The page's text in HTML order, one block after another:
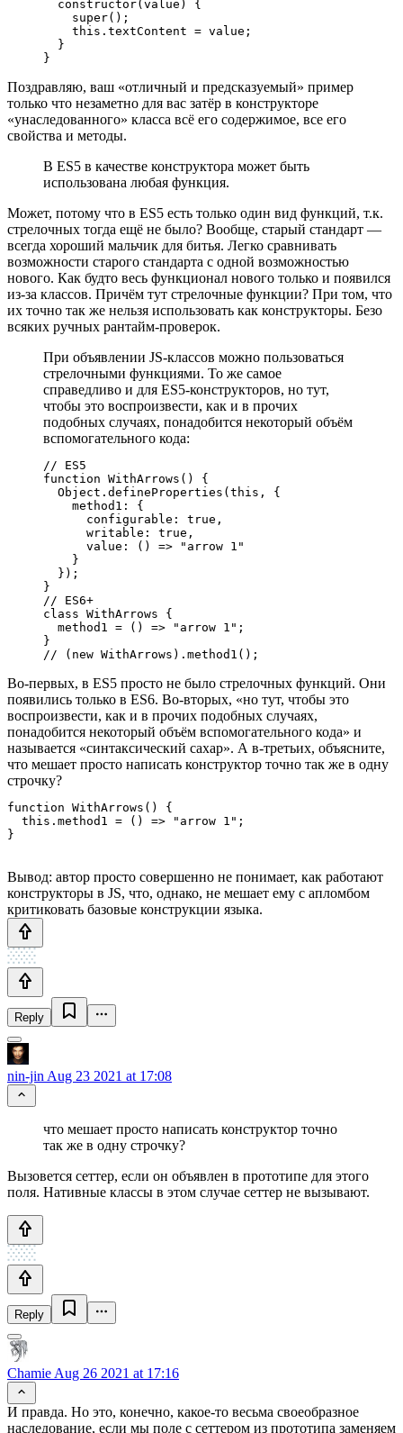
  constructor(value) {
    super();
    this.textContent = value;
  }
}
Поздравляю, ваш «отличный и предсказуемый» пример
только что незаметно для вас затёр в конструкторе
«унаследованного» класса всё его содержимое, все его
свойства и методы.
В ES5 в качестве конструктора может быть
использована любая функция.
Может, потому что в ES5 есть только один вид функций, т.к.
стрелочных тогда ещё не было? Вообще, старый стандарт —
всегда хороший мальчик для битья. Легко сравнивать
возможности старого стандарта с одной возможностью
нового. Как будто весь функционал нового только и появился
из-за классов. Причём тут стрелочные функции? При том, что
их точно так же нельзя использовать как конструкторы. Безо
всяких ручных рантайм-проверок.
При объявлении JS-классов можно пользоваться
стрелочными функциями. То же самое
справедливо и для ES5-конструкторов, но тут,
чтобы это воспроизвести, как и в прочих
подобных случаях, понадобится некоторый объём
вспомогательного кода:
// ES5
function WithArrows() {
  Object.defineProperties(this, {
    method1: {
      configurable: true,
      writable: true,
      value: () => "arrow 1"
    }
  });
}
// ES6+
class WithArrows {
  method1 = () => "arrow 1";
}
// (new WithArrows).method1();
Во-первых, в ES5 просто не было стрелочных функций. Они
появились только в ES6. Во-вторых, «но тут, чтобы это
воспроизвести, как и в прочих подобных случаях,
понадобится некоторый объём вспомогательного кода» и
называется «синтаксический сахар». А в-третьих, объясните,
что мешает просто написать конструктор точно так же в одну
строчку?
function WithArrows() {
  this.method1 = () => "arrow 1";
}
Вывод: автор просто совершенно не понимает, как работают
конструкторы в JS, что, однако, не мешает ему с апломбом
критиковать базовые конструкции языка.
Reply
nin-jin Aug 23 2021 at 17:08
что мешает просто написать конструктор точно
так же в одну строчку?
Вызовется сеттер, если он объявлен в прототипе для этого
поля. Нативные классы в этом случае сеттер не вызывают.
Reply
Chamie Aug 26 2021 at 17:16
И правда. Но это, конечно, какое-то весьма своеобразное
наследование, если мы поле с сеттером из прототипа заменяем